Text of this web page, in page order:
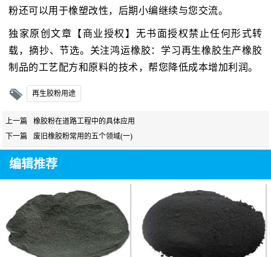
粉还可以用于橡塑改性，后期小编继续与您交流。
独家原创文章【商业授权】无书面授权禁止任何形式转
载，摘抄、节选。关注鸿运橡胶：学习再生橡胶生产橡胶
制品的工艺配方和原料的技术，帮您降低成本增加利润。
再生胶粉用途
上一篇
橡胶粉在道路工程中的具体应用
下一篇
废旧橡胶粉常用的五个领域(一)
编辑推荐